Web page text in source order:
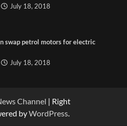
July 18, 2018
swap petrol motors for electric
July 18, 2018
Channel | Right
byWordPress.